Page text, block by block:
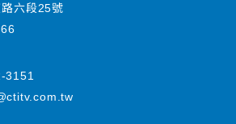
六段25號
3151